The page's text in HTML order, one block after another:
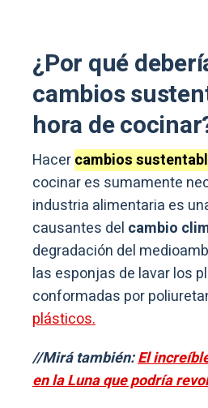
¿Por qué
cambios
hora de
Hacercambios
cocinar es sumamente
industria alimentaria es
causantes del cambio
degradación del
las esponjas de lavar los
conformadas por
plásticos.
//Mirá también:El
en la Luna que podría